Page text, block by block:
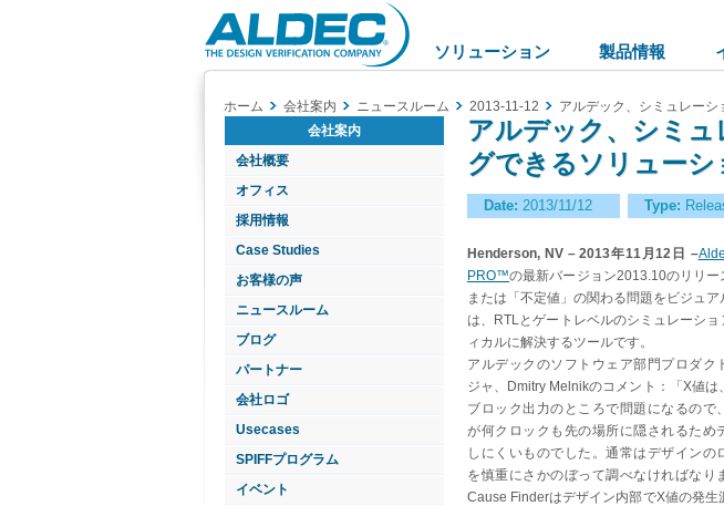
Aldec
Logo
ソリューション 製品情報
ホーム 会社案内 ニュースルーム 2013-11-12
アルデック、シミュレー
会社案内
会社概要
オフィス
採用情報
Case Studies
お客様の声
ニュースルーム
ブログ
パートナー
会社ロゴ
Usecases
SPIFFプログラム
イベント
アルデック、シミ
グできるソリューシ
Date: 2013/11/12 Type:
Henderson, NV – 2013年11月12日 –
PRO™の最新バージョン2013.10のリリー
または「不定値」の関わる問題をビジュ
は、RTLとゲートレベルのシミュレーシ
ィカルに解決するツールです。
アルデックのソフトウェア部門プロダク
ジャ、Dmitry Melnikのコメント：「X値は
ブロック出力のところで問題になるので
が何クロックも先の場所に隠されるため
しにくいものでした。通常はデザインの
を慎重にさかのぼって調べなければなり
Cause Finderはデザイン内部でX値の発生